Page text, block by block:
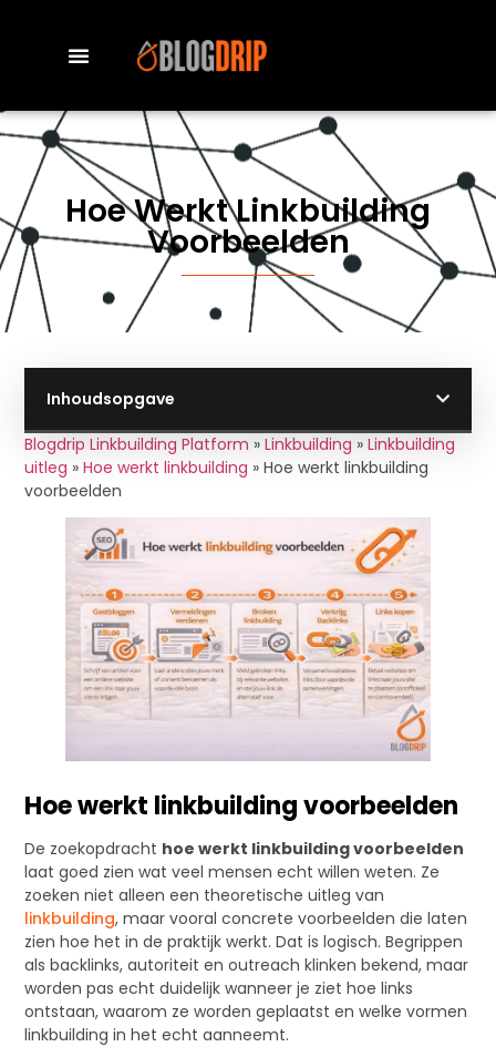
Hoe Werkt Linkbuilding
Voorbeelden
Blogdrip Linkbuilding Platform »Linkbuilding »Linkbuilding
uitleg »Hoe werkt linkbuilding »Hoe werkt linkbuilding
voorbeelden
Hoe werkt linkbuilding voorbeelden
De zoekopdracht hoe werkt linkbuilding voorbeelden
laat goed zien wat veel mensen echt willen weten. Ze
zoeken niet alleen een theoretische uitleg van
linkbuilding, maar vooral concrete voorbeelden die laten
zien hoe het in de praktijk werkt. Dat is logisch. Begrippen
als backlinks, autoriteit en outreach klinken bekend, maar
worden pas echt duidelijk wanneer je ziet hoe links
ontstaan, waarom ze worden geplaatst en welke vormen
linkbuilding in het echt aanneemt.
Inhoudsopgave